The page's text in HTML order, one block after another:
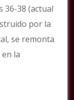
36-38 (actual
por la
se remonta
la